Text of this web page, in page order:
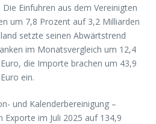
Einfuhren aus dem Vereinigten
um 7,8 Prozent auf 3,2 Milliarden
setzte seinen Abwärtstrend
im Monatsvergleich um 12,4
die Importe brachen um 43,9
ein.
und Kalenderbereinigung –
Exporte im Juli 2025 auf 134,9